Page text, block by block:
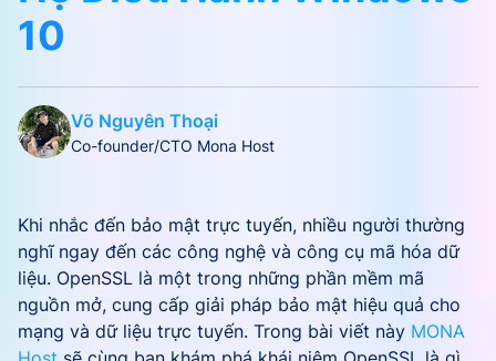
10
Võ Nguyên Thoại
Co-founder/CTO Mona Host
Khi nhắc đến bảo mật trực tuyến, nhiều người thường
nghĩ ngay đến các công nghệ và công cụ mã hóa dữ
liệu. OpenSSL là một trong những phần mềm mã
nguồn mở, cung cấp giải pháp bảo mật hiệu quả cho
mạng và dữ liệu trực tuyến. Trong bài viết này MONA